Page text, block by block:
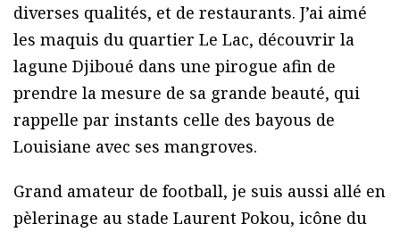
diverses qualités, et de restaurants. J’ai aimé
les maquis du quartier Le Lac, découvrir la
lagune Djiboué dans une pirogue afin de
prendre la mesure de sa grande beauté, qui
rappelle par instants celle des bayous de
Louisiane avec ses mangroves.
Grand amateur de football, je suis aussi allé en
pèlerinage au stade Laurent Pokou, icône du